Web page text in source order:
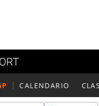
CALENDARIO